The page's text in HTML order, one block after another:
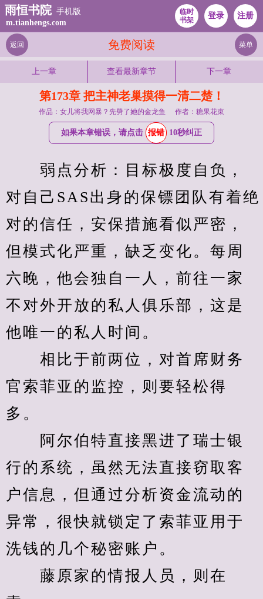
雨恒书院 手机版
m.tianhengs.com
临时
书架
登录 注册
免费阅读
返回 菜单
上一章 查看最新章节 下一章
第173章 把主神老巢摸得一清二楚！
作品：女儿将我网暴？先劈了她的金龙鱼 作者：糖果花束
如果本章错误，请点击 报错 10秒纠正
弱点分析：目标极度自负，
对自己SAS出身的保镖团队有着绝
对的信任，安保措施看似严密，
但模式化严重，缺乏变化。每周
六晚，他会独自一人，前往一家
不对外开放的私人俱乐部，这是
他唯一的私人时间。
相比于前两位，对首席财务
官索菲亚的监控，则要轻松得
多。
阿尔伯特直接黑进了瑞士银
行的系统，虽然无法直接窃取客
户信息，但通过分析资金流动的
异常，很快就锁定了索菲亚用于
洗钱的几个秘密账户。
藤原家的情报人员，则在